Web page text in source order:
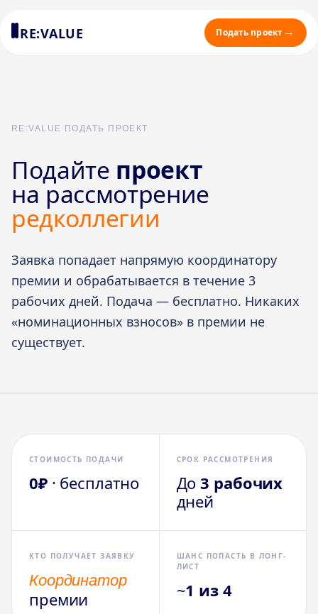
RE:VALUE Подать проект
RE:VALUE ПОДАТЬ ПРОЕКТ
Подайте проект
на рассмотрение
редколлегии
Заявка попадает напрямую координатору
премии и обрабатывается в течение 3
рабочих дней. Подача — бесплатно. Никаких
«номинационных взносов» в премии не
существует.
СТОИМОСТЬ ПОДАЧИ
0₽· бесплатно
СРОК РАССМОТРЕНИЯ
До3 рабочих
дней
КТО ПОЛУЧАЕТ ЗАЯВКУ
Координатор
премии
ШАНС ПОПАСТЬ В ЛОНГ-
ЛИСТ
~1 из 4